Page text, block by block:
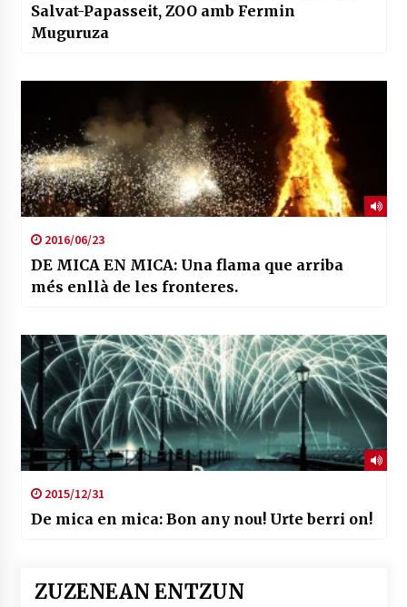
Salvat-Papasseit, ZOO amb Fermin
Muguruza
2016/06/23
DE MICA EN MICA: Una flama que arriba
més enllà de les fronteres.
2015/12/31
De mica en mica: Bon any nou! Urte berri on!
ZUZENEAN ENTZUN